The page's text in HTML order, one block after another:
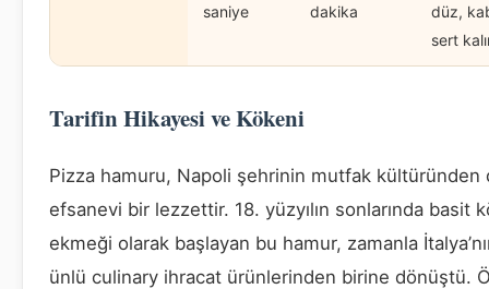
saniye
dakika
düz,
sert
Tarifin Hikayesi ve Kökeni
Pizza hamuru, Napoli şehrinin mutfak kültüründen
efsanevi bir lezzettir. 18. yüzyılın sonlarında basit
ekmeği olarak başlayan bu hamur, zamanla
ünlü culinary ihracat ürünlerinden birine dönüştü.